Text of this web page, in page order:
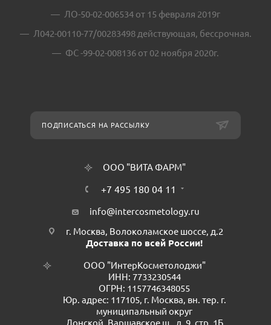
ЛО-50-02-006534 от 15 февраля 2019г
Л042-00110-77/00283498 действующая, бессрочная.
ФС -99-02-008136 от 02 ноября 2020г.
ПОДПИСАТЬСЯ НА РАССЫЛКУ
ООО "ВИТА ФАРМ"
+7 495 180 04 11
info@intercosmetology.ru
г. Москва, Волоколамское шоссе, д.2
Доставка по всей России!
ООО "ИнтерКосметолоджи"
ИНН: 7733230544
ОГРН: 1157746348055
Юр. адрес: 117105, г. Москва, вн. тер. г.
муниципальный округ
Донской, Варшавское ш., д. 9, стр. 1Б